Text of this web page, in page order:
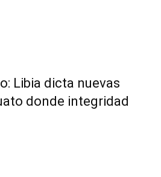
Libia dicta nuevas
donde integridad